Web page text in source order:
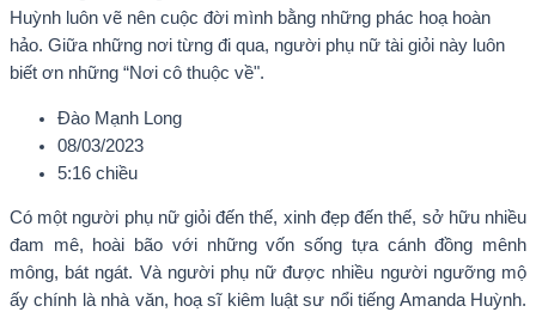
Huỳnh luôn vẽ nên cuộc đời mình bằng những phác hoạ hoàn
hảo. Giữa những nơi từng đi qua, người phụ nữ tài giỏi này luôn
biết ơn những “Nơi cô thuộc về".
Đào Mạnh Long
08/03/2023
5:16 chiều
Có một người phụ nữ giỏi đến thế, xinh đẹp đến thế, sở hữu nhiều
đam mê, hoài bão với những vốn sống tựa cánh đồng mênh
mông, bát ngát. Và người phụ nữ được nhiều người ngưỡng mộ
ấy chính là nhà văn, hoạ sĩ kiêm luật sư nổi tiếng Amanda Huỳnh.